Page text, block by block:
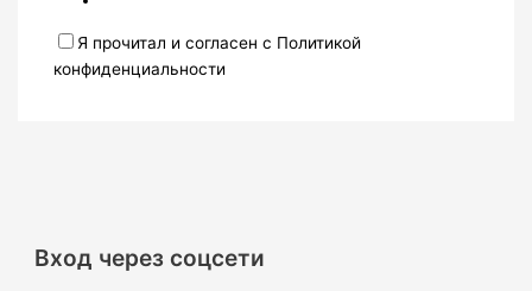
Я прочитал и согласен с Политикой
конфиденциальности
Вход через соцсети